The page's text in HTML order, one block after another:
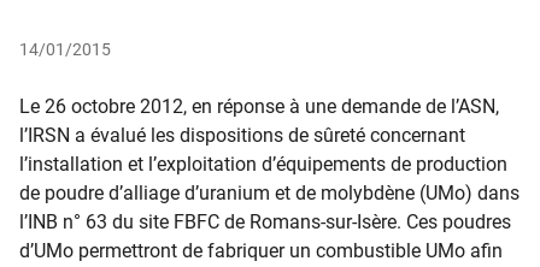
14/01/2015
Le 26 octobre 2012, en réponse à une demande de l’ASN,
l’IRSN a évalué les dispositions de sûreté concernant
l’installation et l’exploitation d’équipements de production
de poudre d’alliage d’uranium et de molybdène (UMo) dans
l’INB n° 63 du site FBFC de Romans-sur-Isère. Ces poudres
d’UMo permettront de fabriquer un combustible UMo afin